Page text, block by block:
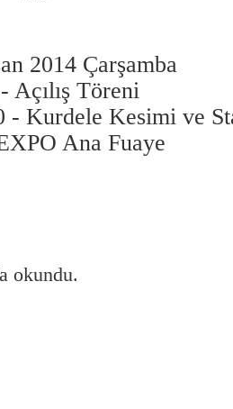
Çarşamba
Töreni
Kesimi ve
Ana Fuaye
okundu.